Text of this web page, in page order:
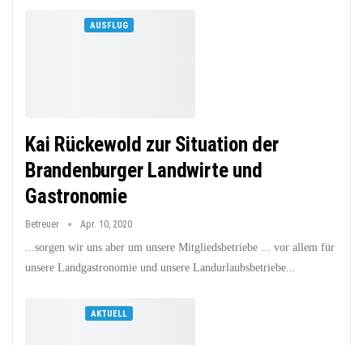
AUSFLUG
Kai Rückewold zur Situation der
Brandenburger Landwirte und
Gastronomie
Betreuer Apr. 10, 2020
...sorgen wir uns aber um unsere Mitgliedsbetriebe ... vor allem für
unsere Landgastronomie und unsere Landurlaubsbetriebe...
AKTUELL